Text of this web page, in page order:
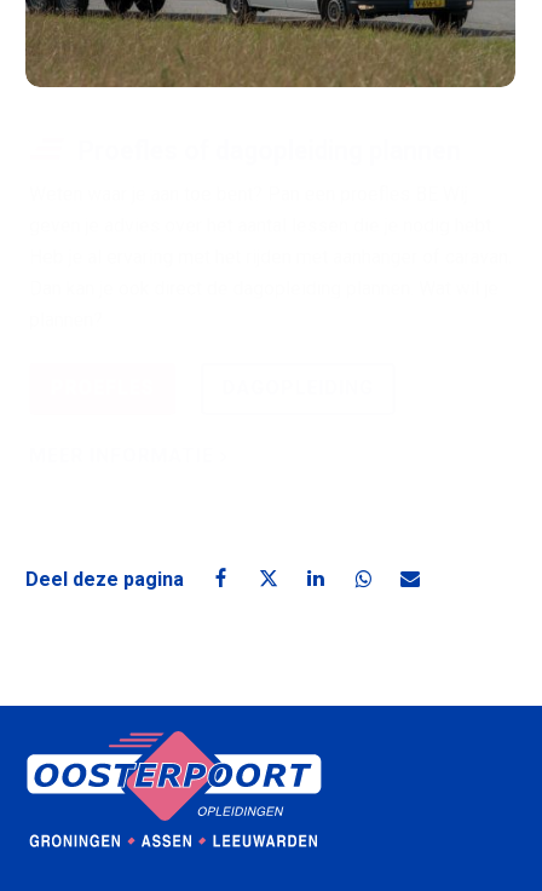
Deel deze pagina
Deel deze pagina op Facebook
Deel deze pagina op X
Deel deze pagina op
Deel deze pagina
Deel deze